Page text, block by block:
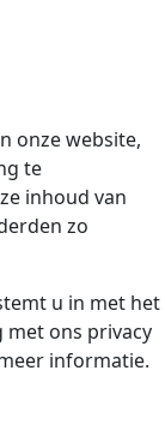
onze website,
te
inhoud van
zo
u in met het
met ons privacy
informatie.